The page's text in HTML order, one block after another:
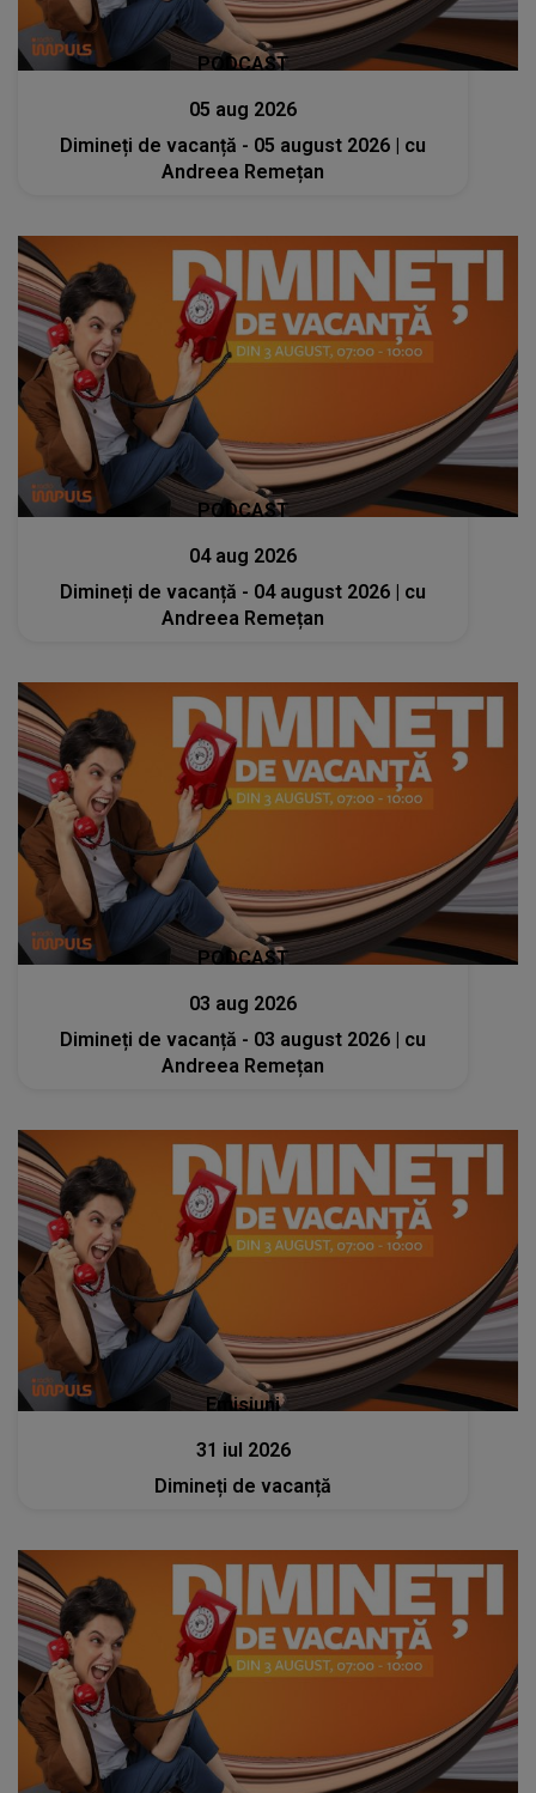
PODCAST
05 aug 2026
Dimineți de vacanță - 05 august 2026 | cu
Andreea Remețan
PODCAST
04 aug 2026
Dimineți de vacanță - 04 august 2026 | cu
Andreea Remețan
PODCAST
03 aug 2026
Dimineți de vacanță - 03 august 2026 | cu
Andreea Remețan
Emisiuni
31 iul 2026
Dimineți de vacanță